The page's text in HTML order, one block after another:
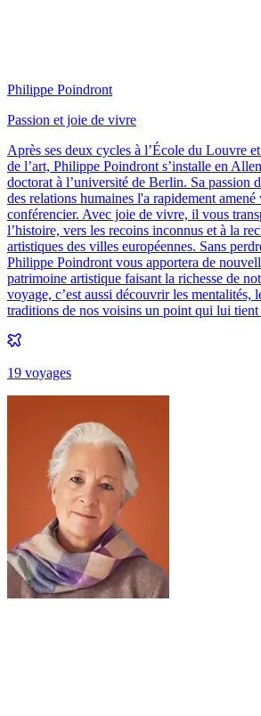
Philippe Poindront
Passion et joie de vivre
Après ses deux cycles à l’École du Louvre
de l’art, Philippe Poindront s’installe en
doctorat à l’université de Berlin. Sa passion
des relations humaines l'a rapidement amené
conférencier. Avec joie de vivre, il vous
l’histoire, vers les recoins inconnus et à la
artistiques des villes européennes. Sans
Philippe Poindront vous apportera de
patrimoine artistique faisant la richesse de
voyage, c’est aussi découvrir les mentalités,
traditions de nos voisins un point qui lui
19 voyages